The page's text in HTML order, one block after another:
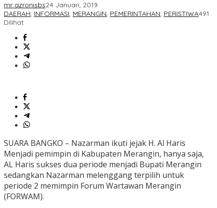
mr azronisbs24 Januari, 2019
DAERAH, INFORMASI, MERANGIN, PEMERINTAHAN, PERISTIWA491
Dilihat
SUARA BANGKO – Nazarman ikuti jejak H. Al Haris
Menjadi pemimpin di Kabupaten Merangin, hanya saja,
AL Haris sukses dua periode menjadi Bupati Merangin
sedangkan Nazarman melenggang terpilih untuk
periode 2 memimpin Forum Wartawan Merangin
(FORWAM).